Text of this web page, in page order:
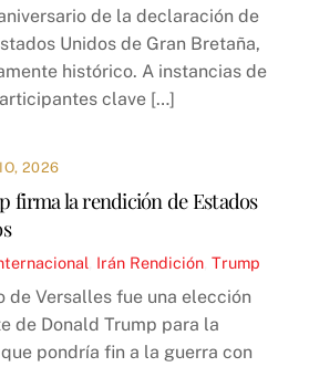
de la declaración de
Unidos de Gran Bretaña,
histórico. A instancias de
clave […]
2026
firma la rendición de Estados
Irán Rendición ,Trump
de Versalles fue una elección
de Donald Trump para la
pondría fin a la guerra con